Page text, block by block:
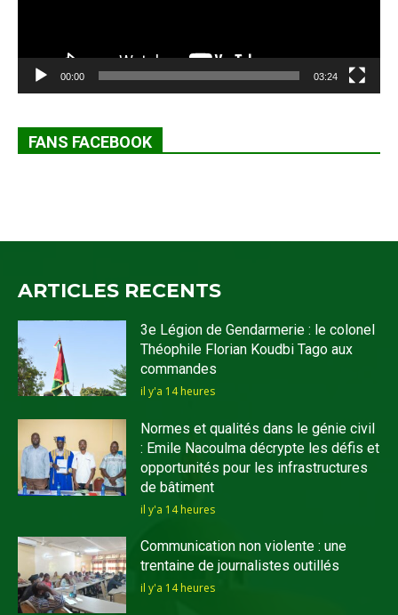
00:00 03:24
FANS FACEBOOK
ARTICLES RECENTS
3e Légion de Gendarmerie : le colonel
Théophile Florian Koudbi Tago aux
commandes
il y'a 14 heures
Normes et qualités dans le génie civil
: Emile Nacoulma décrypte les défis et
opportunités pour les infrastructures
de bâtiment
il y'a 14 heures
Communication non violente : une
trentaine de journalistes outillés
il y'a 14 heures